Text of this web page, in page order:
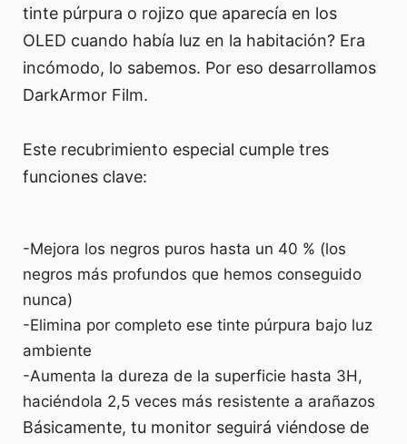
tinte púrpura o rojizo que aparecía en los
OLED cuando había luz en la habitación? Era
incómodo, lo sabemos. Por eso desarrollamos
DarkArmor Film.
Este recubrimiento especial cumple tres
funciones clave:
-Mejora los negros puros hasta un 40 % (los
negros más profundos que hemos conseguido
nunca)
-Elimina por completo ese tinte púrpura bajo luz
ambiente
-Aumenta la dureza de la superficie hasta 3H,
haciéndola 2,5 veces más resistente a arañazos
Básicamente, tu monitor seguirá viéndose de